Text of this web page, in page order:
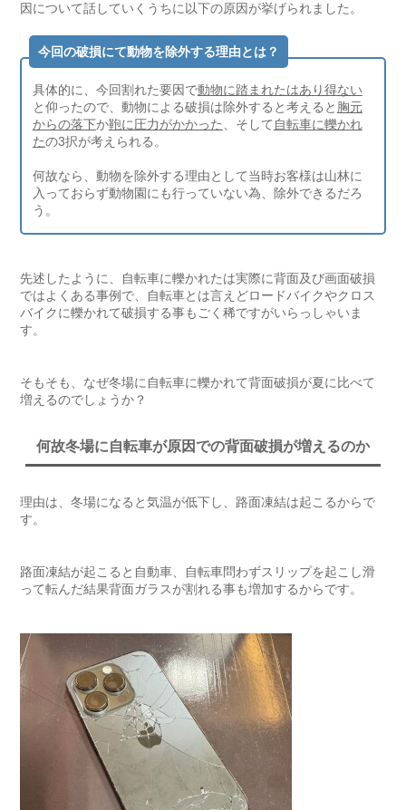
因について話していくうちに以下の原因が挙げられました。
今回の破損にて動物を除外する理由とは？
具体的に、今回割れた要因で動物に踏まれたはあり得ない
と仰ったので、動物による破損は除外すると考えると 胸元
からの落下か鞄に圧力がかかった 、そして 自転車に轢かれ
たの3択が考えられる。
何故なら、動物を除外する理由として当時お客様は山林に
入っておらず動物園にも行っていない為、除外できるだろ
う。
先述したように、自転車に轢かれたは実際に背面及び画面破損
ではよくある事例で、自転車とは言えどロードバイクやクロス
バイクに轢かれて破損する事もごく稀ですがいらっしゃいま
す。
そもそも、なぜ冬場に自転車に轢かれて背面破損が夏に比べて
増えるのでしょうか？
何故冬場に自転車が原因での背面破損が増えるのか
理由は、冬場になると気温が低下し、路面凍結は起こるからで
す。
路面凍結が起こると自動車、自転車問わずスリップを起こし滑
って転んだ結果背面ガラスが割れる事も増加するからです。